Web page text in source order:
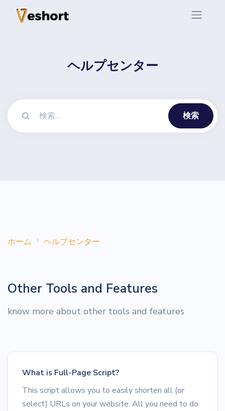
ヘルプセンター
検索
ホーム ヘルプセンター
Other Tools and Features
know more about other tools and features
What is Full-Page Script?
This script allows you to easily shorten all (or
select) URLs on your website. All you need to do